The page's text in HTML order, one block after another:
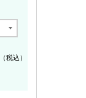
（税込）